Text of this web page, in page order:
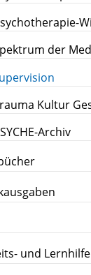
der
Kultur
Archiv
und